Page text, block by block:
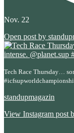
Nov. 22
Open post by
Tech Race Thursday…
standupmagazin
View Instagram post